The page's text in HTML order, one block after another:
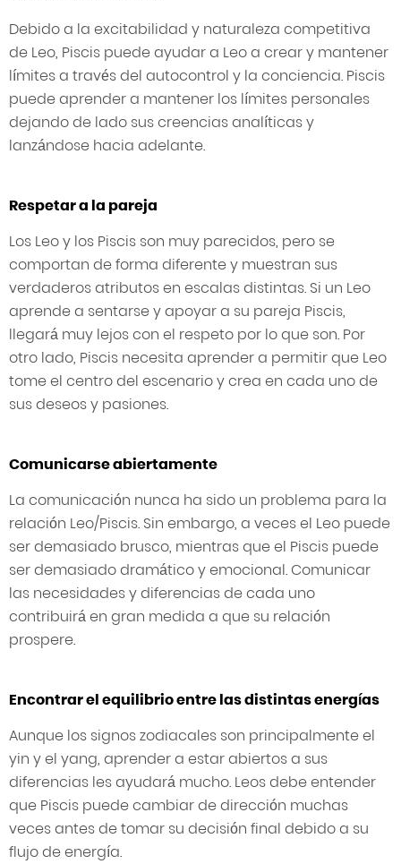
Debido a la excitabilidad y naturaleza competitiva
de Leo, Piscis puede ayudar a Leo a crear y mantener
límites a través del autocontrol y la conciencia. Piscis
puede aprender a mantener los límites personales
dejando de lado sus creencias analíticas y
lanzándose hacia adelante.
Respetar a la pareja
Los Leo y los Piscis son muy parecidos, pero se
comportan de forma diferente y muestran sus
verdaderos atributos en escalas distintas. Si un Leo
aprende a sentarse y apoyar a su pareja Piscis,
llegará muy lejos con el respeto por lo que son. Por
otro lado, Piscis necesita aprender a permitir que Leo
tome el centro del escenario y crea en cada uno de
sus deseos y pasiones.
Comunicarse abiertamente
La comunicación nunca ha sido un problema para la
relación Leo/Piscis. Sin embargo, a veces el Leo puede
ser demasiado brusco, mientras que el Piscis puede
ser demasiado dramático y emocional. Comunicar
las necesidades y diferencias de cada uno
contribuirá en gran medida a que su relación
prospere.
Encontrar el equilibrio entre las distintas energías
Aunque los signos zodiacales son principalmente el
yin y el yang, aprender a estar abiertos a sus
diferencias les ayudará mucho. Leos debe entender
que Piscis puede cambiar de dirección muchas
veces antes de tomar su decisión final debido a su
flujo de energía.